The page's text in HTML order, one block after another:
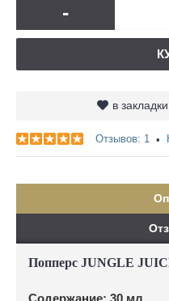
-
в закладки
Отзывов: 1 •
Попперс JUNGLE
Содержание: 30 мл